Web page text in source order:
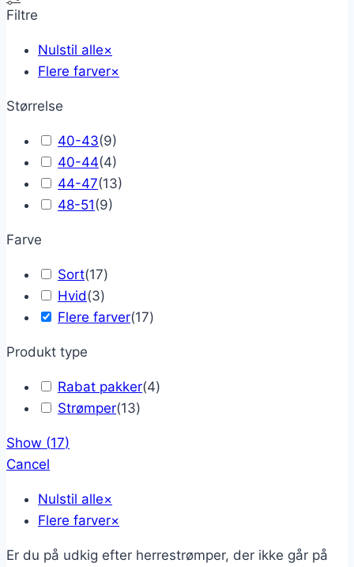
Filtre
Nulstil alle×
Flere farver×
Størrelse
40-43(9)
40-44(4)
44-47(13)
48-51(9)
Farve
Sort(17)
Hvid(3)
Flere farver(17)
Produkt type
Rabat pakker(4)
Strømper(13)
Show (17)
Cancel
Nulstil alle×
Flere farver×
Er du på udkig efter herrestrømper, der ikke går på